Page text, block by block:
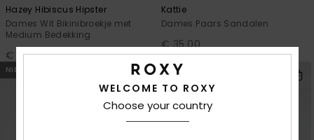
Hazey Hibiscus Hipster
Dames Wit Bikinibroekje met
Medium Bedekking
€ 35,00
Kattie
Dames Paars Sandalen
€ 35,00
NIEUW NIEUW
WELCOME TO ROXY
Choose your country